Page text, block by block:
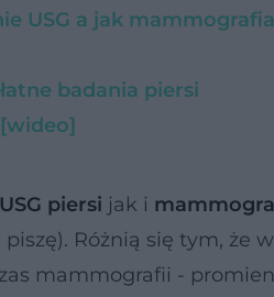
USG a jak
badania piersi
USG piersi jak i
Różnią się tym, że
mammografii -